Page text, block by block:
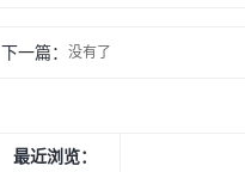
下一篇： 没有了
最近浏览：